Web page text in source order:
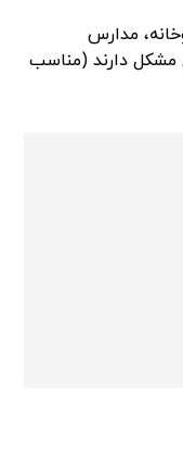
مدارس
مشکل دارند (مناسب